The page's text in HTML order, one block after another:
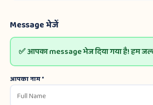
Message भेजें
✅ आपका message भेज दिया गया है! हम
आपका नाम *